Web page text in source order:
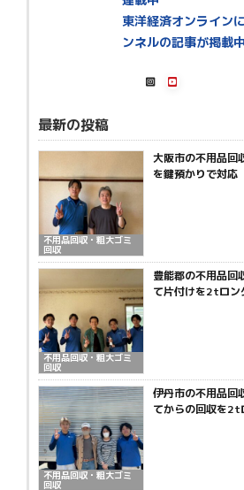
東洋経済オンライン
ンネルの記事が掲載中
最新の投稿
不用品回収・粗大ゴミ
回収
大阪市の不用品回
を鍵預かりで対応
不用品回収・粗大ゴミ
回収
豊能郡の不用品回
て片付けを2tロン
不用品回収・粗大ゴミ
回収
伊丹市の不用品回
てからの回収を2t